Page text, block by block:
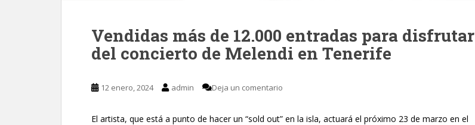
Vendidas más de 12.000 entradas para disfrutar
del concierto de Melendi en Tenerife
12 enero, 2024 admin Deja un comentario
El artista, que está a punto de hacer un “sold out” en la isla, actuará el próximo 23 de marzo en el